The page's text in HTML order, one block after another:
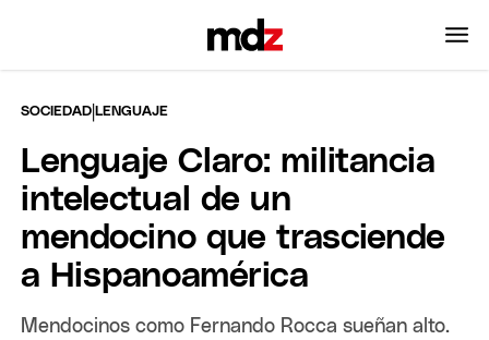
SOCIEDAD |LENGUAJE
Lenguaje Claro: militancia
intelectual de un
mendocino que trasciende
a Hispanoamérica
Mendocinos como Fernando Rocca sueñan alto.